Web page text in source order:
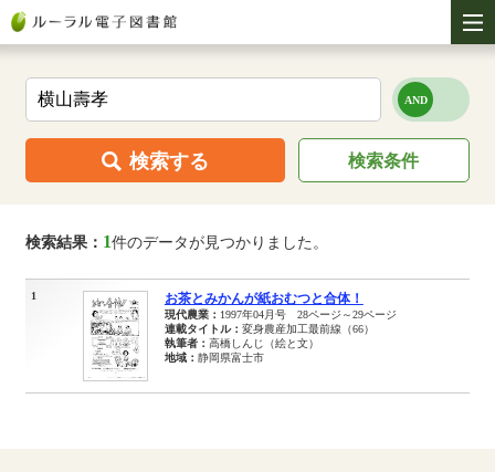
検索する 検索条件
検索結果： 1件のデータが見つかりました。
1 お茶とみかんが紙おむつと合体！
現代農業： 1997年04月号 28ページ～29ページ
連載タイトル： 変身農産加工最前線（66）
執筆者： 高橋しんじ（絵と文）
地域： 静岡県富士市